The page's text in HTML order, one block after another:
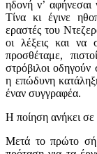
ηδονή ν’
Τίνα κι έγινε
εραστές του
οι λέξεις και να
προσθέταμε,
στρόβιλοι
η επώδυνη
έναν συγγραφέα.
Η ποίηση ανήκει σε
Μετά το πρώτο